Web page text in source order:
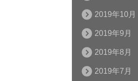
2019年10月
2019年9月
2019年8月
2019年7月